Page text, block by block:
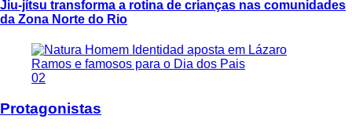
Jiu-jítsu transforma a rotina de crianças nas comunidades
da Zona Norte do Rio
02
Protagonistas